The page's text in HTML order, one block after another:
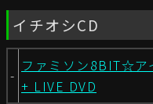
イチオシCD
-
ファミソン8BIT☆ア
+ LIVE DVD